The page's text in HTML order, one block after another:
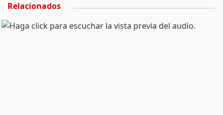
Relacionados